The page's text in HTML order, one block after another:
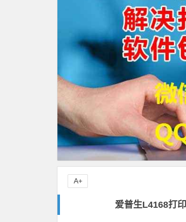
爱普生L4168打
A+